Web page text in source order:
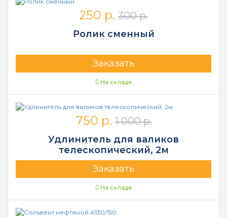
250 р. 300 р.
Ролик сменный
Заказать
На складе
750 р. 1 000 р.
Удлинитель для валиков
телескопический, 2м
Заказать
На складе